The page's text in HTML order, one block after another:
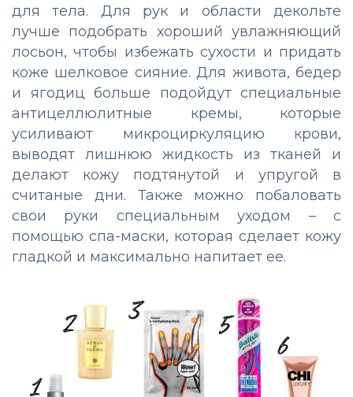
для тела. Для рук и области декольте
лучше подобрать хороший увлажняющий
лосьон, чтобы избежать сухости и придать
коже шелковое сияние. Для живота, бедер
и ягодиц больше подойдут специальные
антицеллюлитные кремы, которые
усиливают микроциркуляцию крови,
выводят лишнюю жидкость из тканей и
делают кожу подтянутой и упругой в
считаные дни. Также можно побаловать
свои руки специальным уходом – с
помощью спа-маски, которая сделает кожу
гладкой и максимально напитает ее.